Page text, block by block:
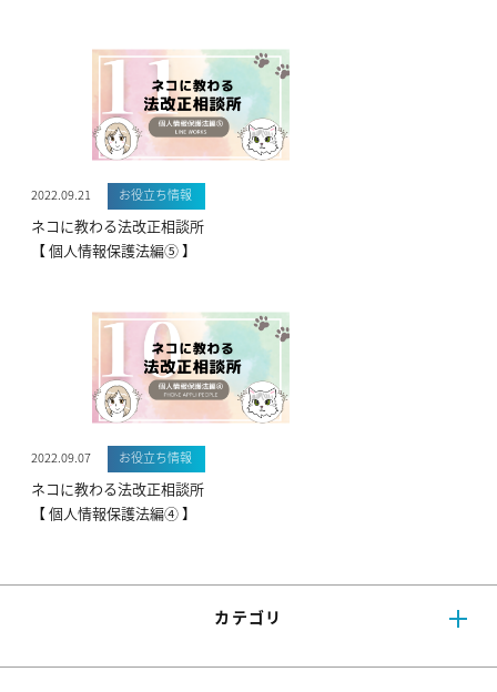
2022.09.21 お役立ち情報
ネコに教わる法改正相談所
【 個人情報保護法編⑤ 】
2022.09.07 お役立ち情報
ネコに教わる法改正相談所
【 個人情報保護法編④ 】
カテゴリ